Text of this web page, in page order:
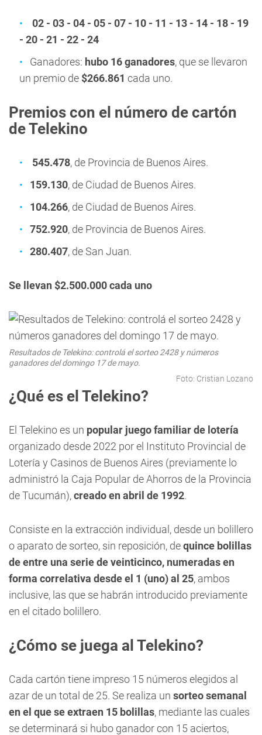
02 - 03 - 04 - 05 - 07 - 10 - 11 - 13 - 14 - 18 - 19
- 20 - 21 - 22 - 24
Ganadores: hubo 16 ganadores, que se llevaron
un premio de $266.861 cada uno.
Premios con el número de cartón
de Telekino
545.478, de Provincia de Buenos Aires.
159.130, de Ciudad de Buenos Aires.
104.266, de Ciudad de Buenos Aires.
752.920, de Provincia de Buenos Aires.
280.407, de San Juan.
Se llevan $2.500.000 cada uno
Resultados de Telekino: controlá el sorteo 2428 y números
ganadores del domingo 17 de mayo.
Foto: Cristian Lozano
¿Qué es el Telekino?
El Telekino es un popular juego familiar de lotería
organizado desde 2022 por el Instituto Provincial de
Lotería y Casinos de Buenos Aires (previamente lo
administró la Caja Popular de Ahorros de la Provincia
de Tucumán),creado en abril de 1992.
Consiste en la extracción individual, desde un bolillero
o aparato de sorteo, sin reposición, dequince bolillas
de entre una serie de veinticinco, numeradas en
forma correlativa desde el 1 (uno) al 25, ambos
inclusive, las que se habrán introducido previamente
en el citado bolillero.
¿Cómo se juega al Telekino?
Cada cartón tiene impreso 15 números elegidos al
azar de un total de 25. Se realiza un sorteo semanal
en el que se extraen 15 bolillas, mediante las cuales
se determinará si hubo ganador con 15 aciertos,